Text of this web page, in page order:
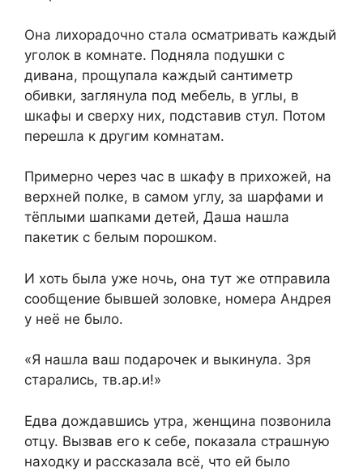
Она лихорадочно стала осматривать каждый
уголок в комнате. Подняла подушки с
дивана, прощупала каждый сантиметр
обивки, заглянула под мебель, в углы, в
шкафы и сверху них, подставив стул. Потом
перешла к другим комнатам.
Примерно через час в шкафу в прихожей, на
верхней полке, в самом углу, за шарфами и
тёплыми шапками детей, Даша нашла
пакетик с белым порошком.
И хоть была уже ночь, она тут же отправила
сообщение бывшей золовке, номера Андрея
у неё не было.
«Я нашла ваш подарочек и выкинула. Зря
старались, тв.ар.и!»
Едва дождавшись утра, женщина позвонила
отцу. Вызвав его к себе, показала страшную
находку и рассказала всё, что ей было